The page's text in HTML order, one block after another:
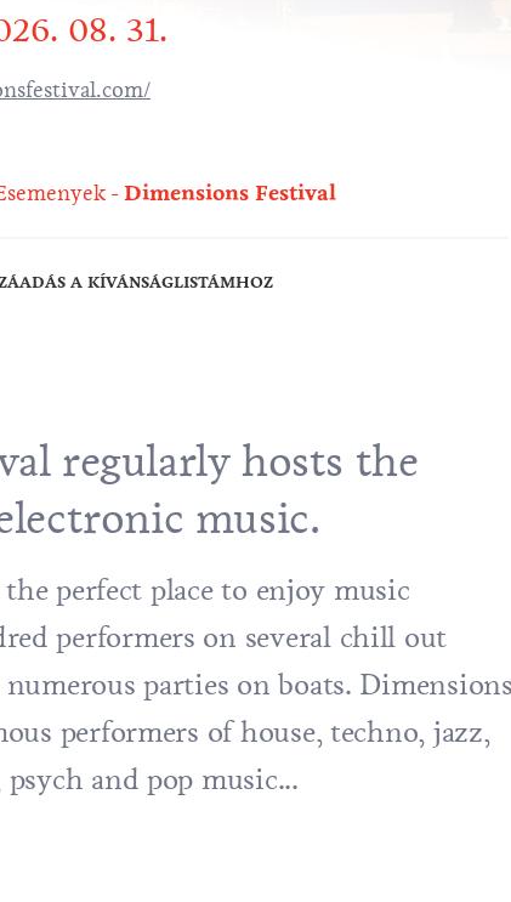
08. 31.
Dimensions Festival
A KÍVÁNSÁGLISTÁMHOZ
regularly hosts the
music.
perfect place to enjoy music
performers on several chill out
parties on boats. Dimensions
performers of house, techno, jazz,
and pop music...